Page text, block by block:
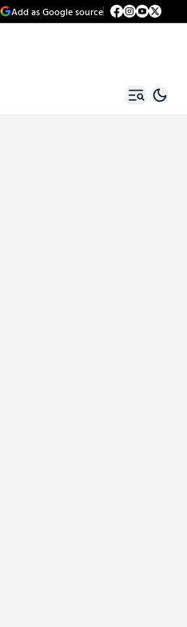
Add as Google source